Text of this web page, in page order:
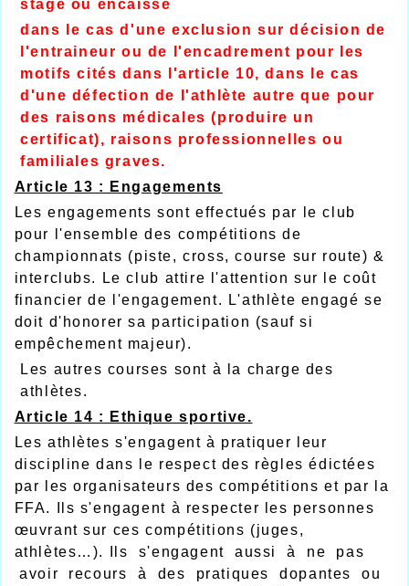
stage ou encaissé
dans le cas d'une exclusion sur décision de
l'entraineur ou de l'encadrement pour les
motifs cités dans l'article 10, dans le cas
d'une défection de l'athlète autre que pour
des raisons médicales (produire un
certificat), raisons professionnelles ou
familiales graves.
Article 13 : Engagements
Les engagements sont effectués par le club
pour l'ensemble des compétitions de
championnats (piste, cross, course sur route) &
interclubs. Le club attire l'attention sur le coût
financier de l'engagement. L'athlète engagé se
doit d'honorer sa participation (sauf si
empêchement majeur).
Les autres courses sont à la charge des
athlètes.
Article 14 : Ethique sportive.
Les athlètes s'engagent à pratiquer leur
discipline dans le respect des règles édictées
par les organisateurs des compétitions et par la
FFA. Ils s'engagent à respecter les personnes
œuvrant sur ces compétitions (juges,
athlètes…). Ils s'engagent aussi à ne pas
avoir recours à des pratiques dopantes ou